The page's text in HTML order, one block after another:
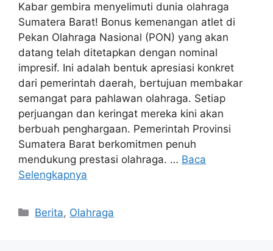
Kabar gembira menyelimuti dunia olahraga
Sumatera Barat! Bonus kemenangan atlet di
Pekan Olahraga Nasional (PON) yang akan
datang telah ditetapkan dengan nominal
impresif. Ini adalah bentuk apresiasi konkret
dari pemerintah daerah, bertujuan membakar
semangat para pahlawan olahraga. Setiap
perjuangan dan keringat mereka kini akan
berbuah penghargaan. Pemerintah Provinsi
Sumatera Barat berkomitmen penuh
mendukung prestasi olahraga. … Baca
Selengkapnya
Kategori
Berita, Olahraga